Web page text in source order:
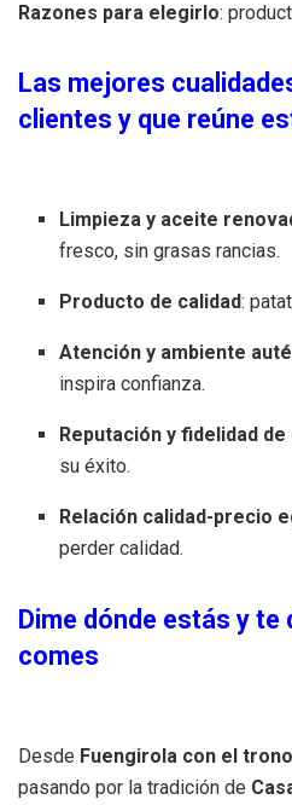
Razones para elegirlo:
Las mejores
clientes y que reúne
Limpieza y aceite
fresco, sin grasas rancias.
Producto de calidad:
Atención y ambiente
inspira confianza.
Reputación y fidelidad
su éxito.
Relación calidad-precio
perder calidad.
Dime dónde estás y te
comes
Desde Fuengirola con el
pasando por la tradición de